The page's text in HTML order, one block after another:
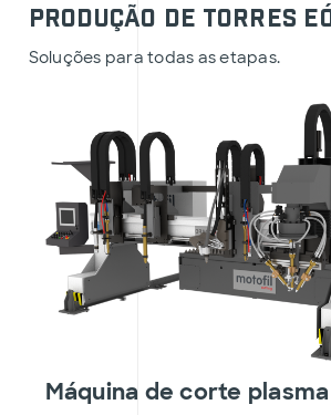
Produção de torres
Soluções para todas as etapas.
Máquina de corte